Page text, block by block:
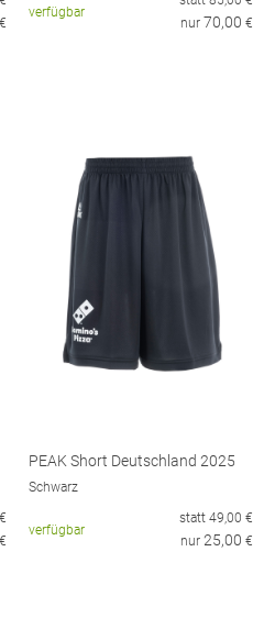
€
verfügbar
nur 70,00 €
€
€
PEAK Short Deutschland 2025
Schwarz
verfügbar
statt 49,00 €
nur 25,00 €